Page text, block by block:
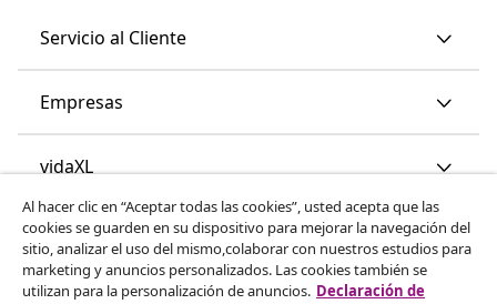
Servicio al Cliente
Empresas
vidaXL
Descubre mas
Al hacer clic en “Aceptar todas las cookies”, usted acepta que las
cookies se guarden en su dispositivo para mejorar la navegación del
sitio, analizar el uso del mismo,colaborar con nuestros estudios para
marketing y anuncios personalizados. Las cookies también se
utilizan para la personalización de anuncios. Declaración de